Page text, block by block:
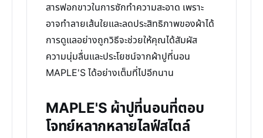
สารฟอกขาวในการซักทำความสะอาด เพราะ
อาจทำลายเส้นใยและลดประสิทธิภาพของผ้าได้
การดูแลอย่างถูกวิธีจะช่วยให้คุณได้สัมผัส
ความนุ่มลื่นและประโยชน์จากผ้าปูที่นอน
MAPLE'S ได้อย่างเต็มที่ไปอีกนาน
MAPLE'S ผ้าปูที่นอนที่ตอบ
โจทย์หลากหลายไลฟ์สไตล์